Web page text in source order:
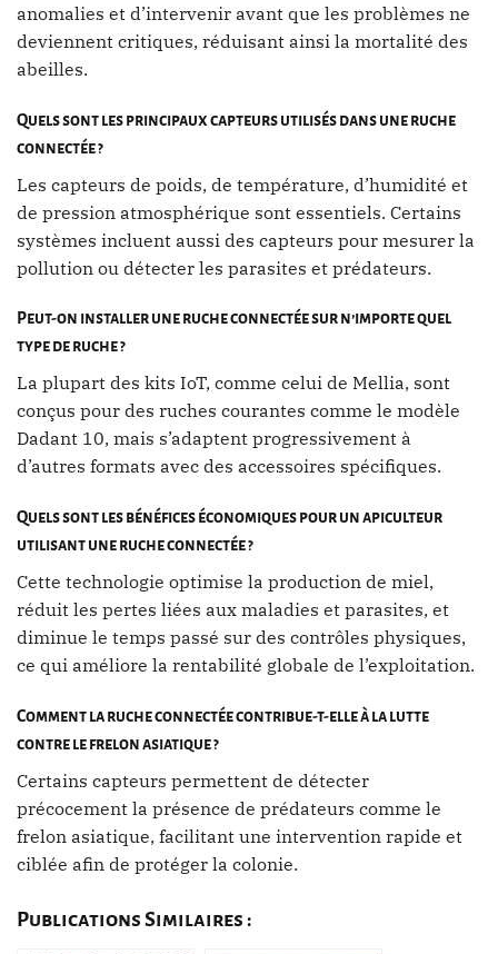
anomalies et d’intervenir avant que les problèmes ne
deviennent critiques, réduisant ainsi la mortalité des
abeilles.
Quels sont les principaux capteurs utilisés dans une ruche
connectée ?
Les capteurs de poids, de température, d’humidité et
de pression atmosphérique sont essentiels. Certains
systèmes incluent aussi des capteurs pour mesurer la
pollution ou détecter les parasites et prédateurs.
Peut-on installer une ruche connectée sur n’importe quel
type de ruche ?
La plupart des kits IoT, comme celui de Mellia, sont
conçus pour des ruches courantes comme le modèle
Dadant 10, mais s’adaptent progressivement à
d’autres formats avec des accessoires spécifiques.
Quels sont les bénéfices économiques pour un apiculteur
utilisant une ruche connectée ?
Cette technologie optimise la production de miel,
réduit les pertes liées aux maladies et parasites, et
diminue le temps passé sur des contrôles physiques,
ce qui améliore la rentabilité globale de l’exploitation.
Comment la ruche connectée contribue-t-elle à la lutte
contre le frelon asiatique ?
Certains capteurs permettent de détecter
précocement la présence de prédateurs comme le
frelon asiatique, facilitant une intervention rapide et
ciblée afin de protéger la colonie.
Publications Similaires :